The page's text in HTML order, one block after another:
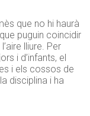
que no hi haurà
puguin coincidir
lliure. Per
i d’infants, el
i els cossos de
disciplina i ha